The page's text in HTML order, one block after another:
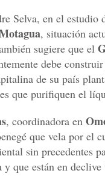
Selva, en el estudio
, situación
sugiere que el
debe
de su país
que purifiquen el
, coordinadora en
que vela por el
sin precedentes
que están en declive